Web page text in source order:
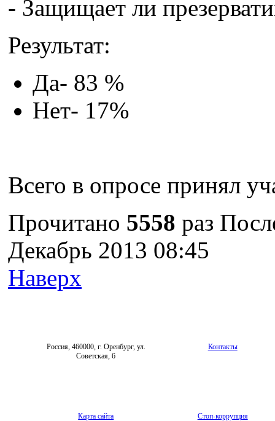
- Защищает ли
Результат:
Да- 83 %
Нет- 17%
Всего в опросе принял
Прочитано 5558 раз
Декабрь 2013 08:45
Наверх
Россия, 460000, г. Оренбург, ул.
Советская, 6
Контакты
Карта сайта Стоп-коррупция